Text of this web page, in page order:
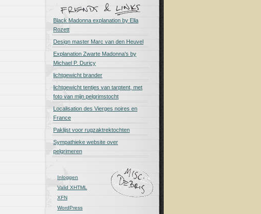
Black Madonna explanation by Ella
Rozett
Design master Marc van den Heuvel
Explanation Zwarte Madonna's by
Michael P. Duricy
lichtgewicht brander
lichtgewicht tentjes van tarptent, met
foto van mijn pelgrimstocht
Localisation des Vierges noires en
France
Paklijst voor rugzaktrektochten
Sympathieke website over
pelgrimeren
Inloggen
Valid XHTML
XFN
WordPress